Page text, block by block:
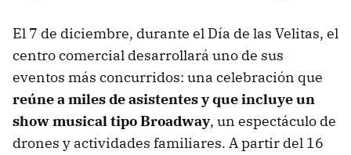
El 7 de diciembre, durante el Día de las Velitas, el
centro comercial desarrollará uno de sus
eventos más concurridos: una celebración que
reúne a miles de asistentes y que incluye un
show musical tipo Broadway, un espectáculo de
drones y actividades familiares. A partir del 16